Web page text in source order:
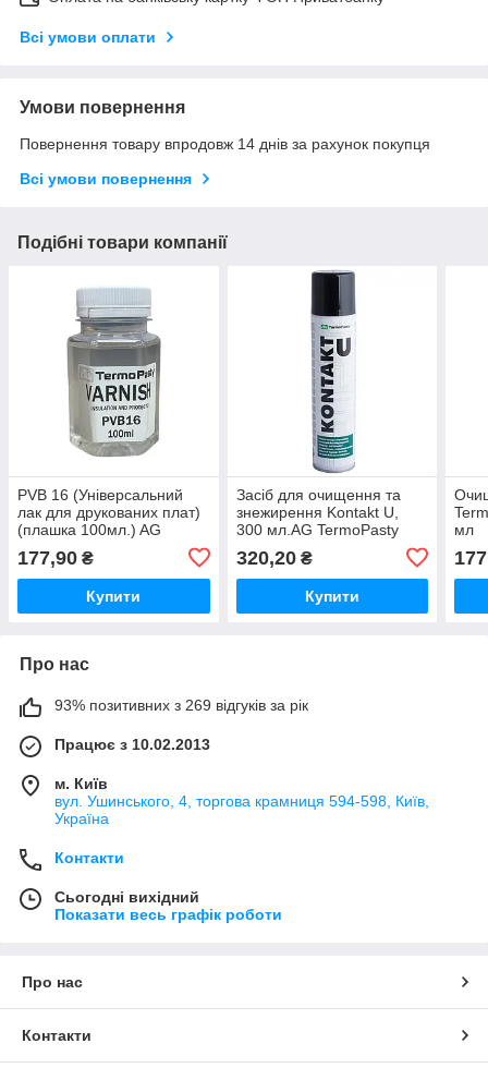
Всі умови оплати
Умови повернення
Повернення товару впродовж 14 днів за рахунок покупця
Всі умови повернення
Подібні товари компанії
PVB 16 (Універсальний
лак для друкованих плат)
(плашка 100мл.) AG
TermoPasty (саморозлив з
каністри)
177,90 ₴
Купити
Засіб для очищення та
знежирення Kontakt U,
300 мл.AG TermoPasty
320,20₴
Купити
мл
Про нас
93% позитивних з 269 відгуків за рік
Працює з 10.02.2013
м. Київ
вул. Ушинського, 4, торгова крамниця 594-598, Київ,
Україна
Контакти
Сьогодні вихідний
Показати весь графік роботи
Про нас
Контакти